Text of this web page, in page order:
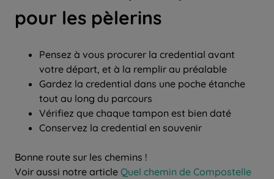
pour les pèlerins
Pensez à vous procurer la credential avant
votre départ, et à la remplir au préalable
Gardez la credential dans une poche étanche
tout au long du parcours
Vérifiez que chaque tampon est bien daté
Conservez la credential en souvenir
Bonne route sur les chemins !
Voir aussi notre article Quel chemin de Compostelle